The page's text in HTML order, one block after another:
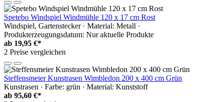
Spetebo Windspiel Windmühle 120 x 17 cm Rost
Windspiel, Gartenstecker · Material: Metall ·
Produkterzeugungsdatum: Nur aktuelle Produkte
ab 19,95 €*
2 Preise vergleichen
Steffensmeier Kunstrasen Wimbledon 200 x 400 cm Grün
Kunstrasen · Farbe: grün · Material: Kunststoff
ab 95,60 €*